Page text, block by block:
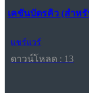
เคชันบัตรคิว (สำห
แชร์แวร์
ดาวน์โหลด : 13